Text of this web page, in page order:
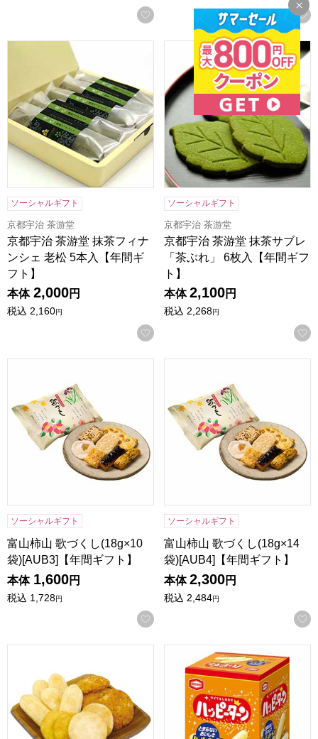
お気に入りに登録する
京都宇治 茶游堂 抹茶フィナンシェ 老松 5本入【年間ギフト
ソーシャルギフト
京都宇治 茶游堂
京都宇治 茶游堂 抹茶フィナ
ンシェ 老松 5本入【年間ギ
フト】
本体 2,000円
税込 2,160円
お気に入りに登録する
京都宇治 茶游堂 抹茶サブレ
ソーシャルギフト
京都宇治 茶游堂
京都宇治 茶游堂 抹茶サブレ
「茶ぶれ」 6枚入【年間ギフ
ト】
本体 2,100円
税込 2,268円
ソーシャルギフト
富山柿山 歌づくし(18g×10
袋)[AUB3]【年間ギフト】
本体 1,600円
税込 1,728円
お気に入りに登録する
ソーシャルギフト
富山柿山 歌づくし(18g×14
袋)[AUB4]【年間ギフト】
本体 2,300円
税込 2,484円
亀田製菓 にぎやかボックス[A36]【年間ギフト】
亀田製菓 ハッピーターン